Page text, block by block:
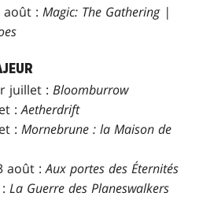
août :Magic: The Gathering |
juillet :Bloomburrow
:Aetherdrift
:Mornebrune : la Maison de
août :Aux portes des Éternités
:La Guerre des Planeswalkers